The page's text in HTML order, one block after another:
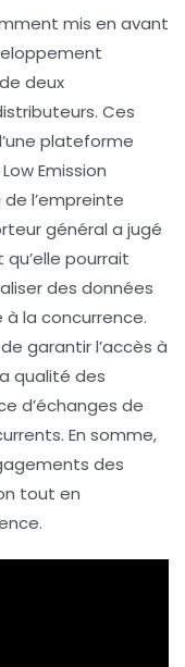
mis en avant
deux
Ces
plateforme
Low Emission
l’empreinte
général a jugé
pourrait
des données
à la concurrence.
garantir l’accès à
qualité des
d’échanges de
En somme,
des
tout en